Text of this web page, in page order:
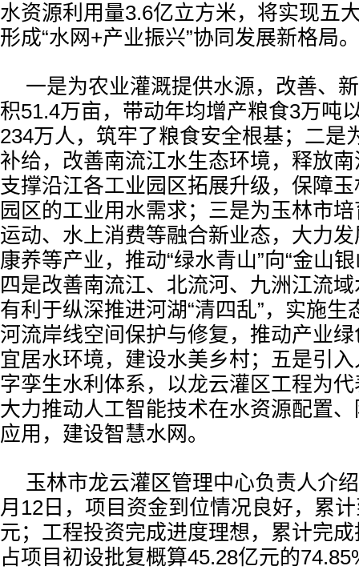
水资源利用量3.6亿立方米，将实现五
形成“水网+产业振兴”协同发展新格局。
一是为农业灌溉提供水源，改善、
积51.4万亩，带动年均增产粮食3万吨
234万人，筑牢了粮食安全根基；二是
补给，改善南流江水生态环境，释放
支撑沿江各工业园区拓展升级，保障
园区的工业用水需求；三是为玉林市
运动、水上消费等融合新业态，大力
康养等产业，推动“绿水青山”向“金山
四是改善南流江、北流河、九洲江流
有利于纵深推进河湖“清四乱”，实施生
河流岸线空间保护与修复，推动产业
宜居水环境，建设水美乡村；五是引
字孪生水利体系，以龙云灌区工程为
大力推动人工智能技术在水资源配置
应用，建设智慧水网。
玉林市龙云灌区管理中心负责人介
月12日，项目资金到位情况良好，累
元；工程投资完成进度理想，累计完
占项目初设批复概算45.28亿元的